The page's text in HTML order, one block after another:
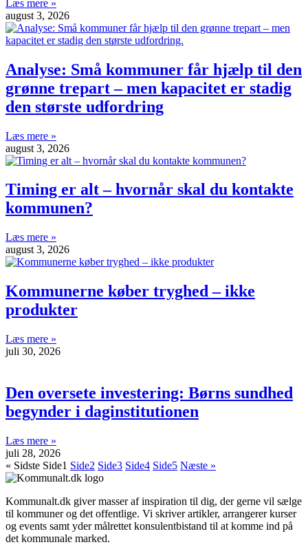
Læs mere »
august 3, 2026
Analyse: Små kommuner får hjælp til den
grønne trepart – men kapacitet er stadig
den største udfordring
Læs mere »
august 3, 2026
Timing er alt – hvornår skal du kontakte
kommunen?
Læs mere »
august 3, 2026
Kommunerne køber tryghed – ikke
produkter
Læs mere »
juli 30, 2026
Den oversete investering: Børns sundhed
begynder i daginstitutionen
Læs mere »
juli 28, 2026
« Sidste Side1 Side2 Side3 Side4 Side5 Næste »
Kommunalt.dk giver masser af inspiration til dig, der gerne vil sælge
til kommuner og det offentlige. Vi skriver artikler, arrangerer kurser
og events samt yder målrettet konsulentbistand til at komme ind på
det kommunale marked.